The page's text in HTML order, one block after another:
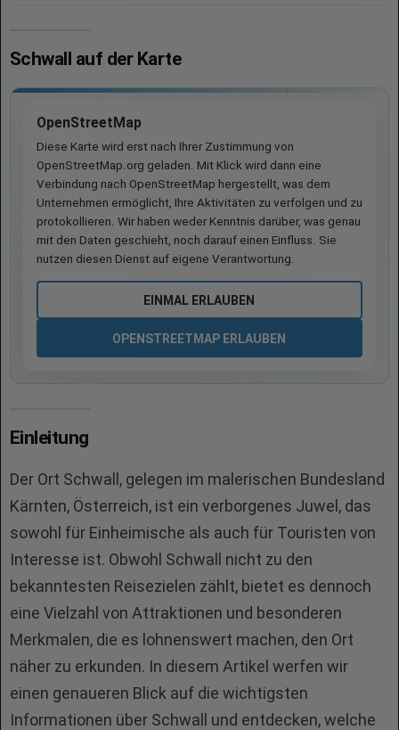
Schwall auf der Karte
OpenStreetMap
Diese Karte wird erst nach Ihrer Zustimmung von
OpenStreetMap.org geladen. Mit Klick wird dann eine
Verbindung nach OpenStreetMap hergestellt, was dem
Unternehmen ermöglicht, Ihre Aktivitäten zu verfolgen und zu
protokollieren. Wir haben weder Kenntnis darüber, was genau
mit den Daten geschieht, noch darauf einen Einfluss. Sie
nutzen diesen Dienst auf eigene Verantwortung.
EINMAL ERLAUBEN
OPENSTREETMAP ERLAUBEN
Einleitung
Der Ort Schwall, gelegen im malerischen Bundesland
Kärnten, Österreich, ist ein verborgenes Juwel, das
sowohl für Einheimische als auch für Touristen von
Interesse ist. Obwohl Schwall nicht zu den
bekanntesten Reisezielen zählt, bietet es dennoch
eine Vielzahl von Attraktionen und besonderen
Merkmalen, die es lohnenswert machen, den Ort
näher zu erkunden. In diesem Artikel werfen wir
einen genaueren Blick auf die wichtigsten
Informationen über Schwall und entdecken, welche